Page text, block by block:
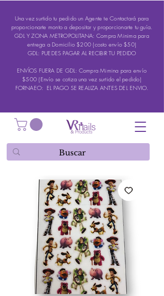
Una vez surtido tu pedido un Agente te Contactará para
proporcionarte monto a depositar y proporcionarte tu guía.
GDL Y ZONA METROPOLITANA: Compra Minima para
entrega a Domicilio $200 (costo envío $50)
GDL: PUEDES PAGAR AL RECIBIR TU PEDIDO
ENVÍOS FUERA DE GDL: Compra Mimina para envío
$500 (Envío se cotiza una vez surtido el pedido)
FORNAEO: EL PAGO SE REALIZA ANTES DEL ENVIO.